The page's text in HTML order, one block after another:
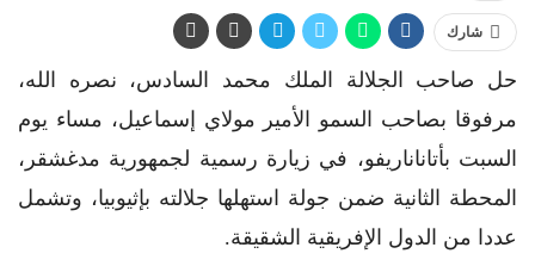
شارك
حل صاحب الجلالة الملك محمد السادس، نصره الله،
مرفوقا بصاحب السمو الأمير مولاي إسماعيل، مساء يوم
السبت بأتاناناريفو، في زيارة رسمية لجمهورية مدغشقر،
المحطة الثانية ضمن جولة استهلها جلالته بإثيوبيا، وتشمل
عددا من الدول الإفريقية الشقيقة.